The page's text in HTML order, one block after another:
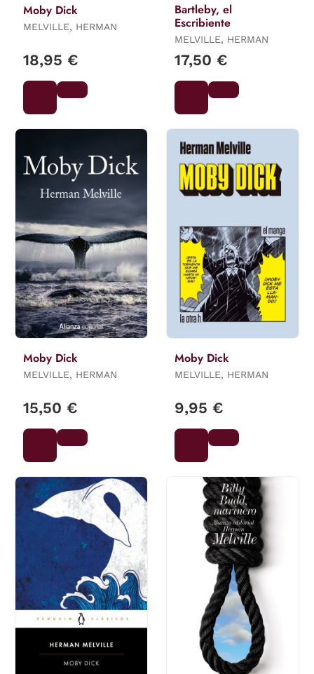
Moby Dick
MELVILLE, HERMAN
18,95 €
Bartleby, el
Escribiente
MELVILLE, HERMAN
17,50 €
Moby Dick
MELVILLE, HERMAN
15,50 €
Moby Dick
MELVILLE, HERMAN
9,95 €